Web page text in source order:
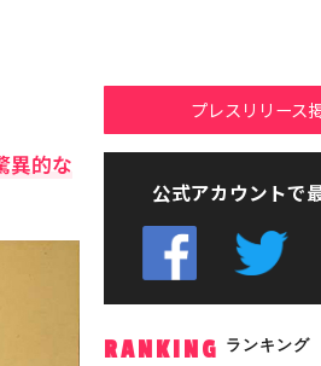
異的な
プレスリリース
公式アカウントで
RANKING ランキング